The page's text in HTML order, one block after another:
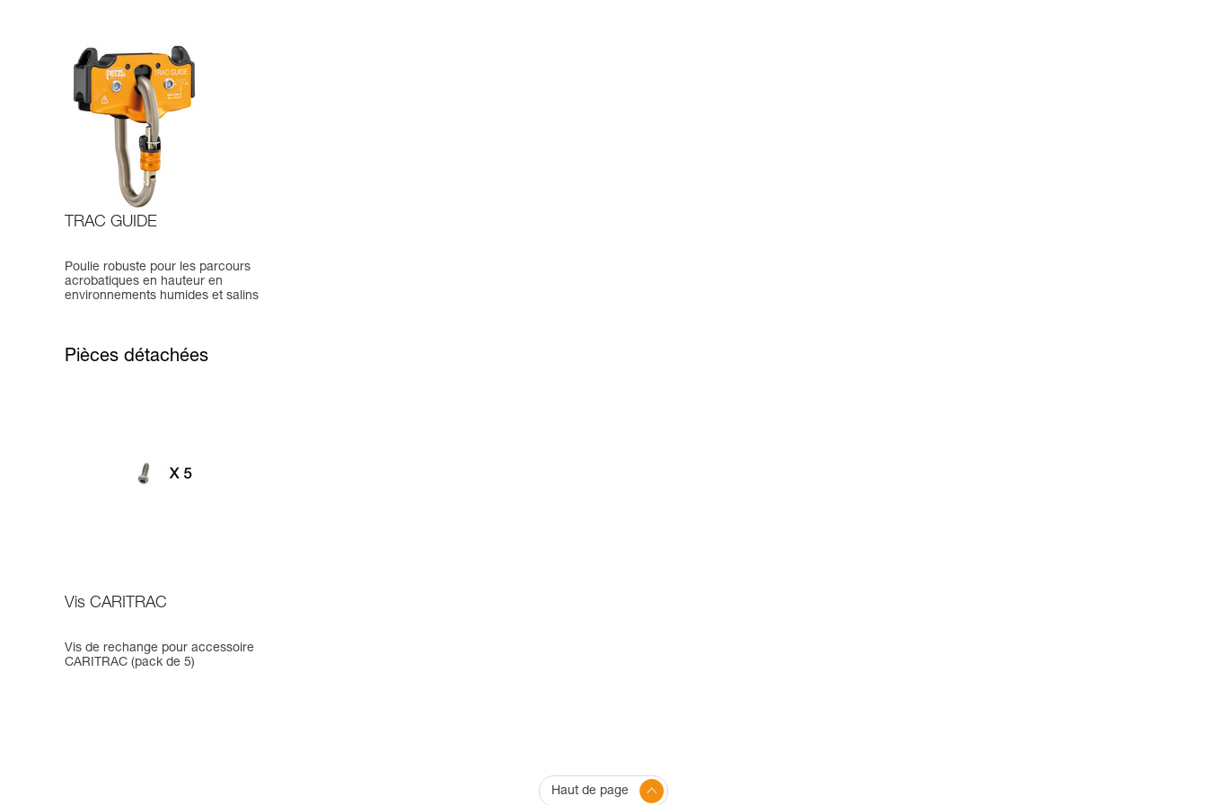
TRAC GUIDE
Poulie robuste pour les parcours
acrobatiques en hauteur en
environnements humides et salins
Pièces détachées
Vis CARITRAC
Vis de rechange pour accessoire
CARITRAC (pack de 5)
Haut de page